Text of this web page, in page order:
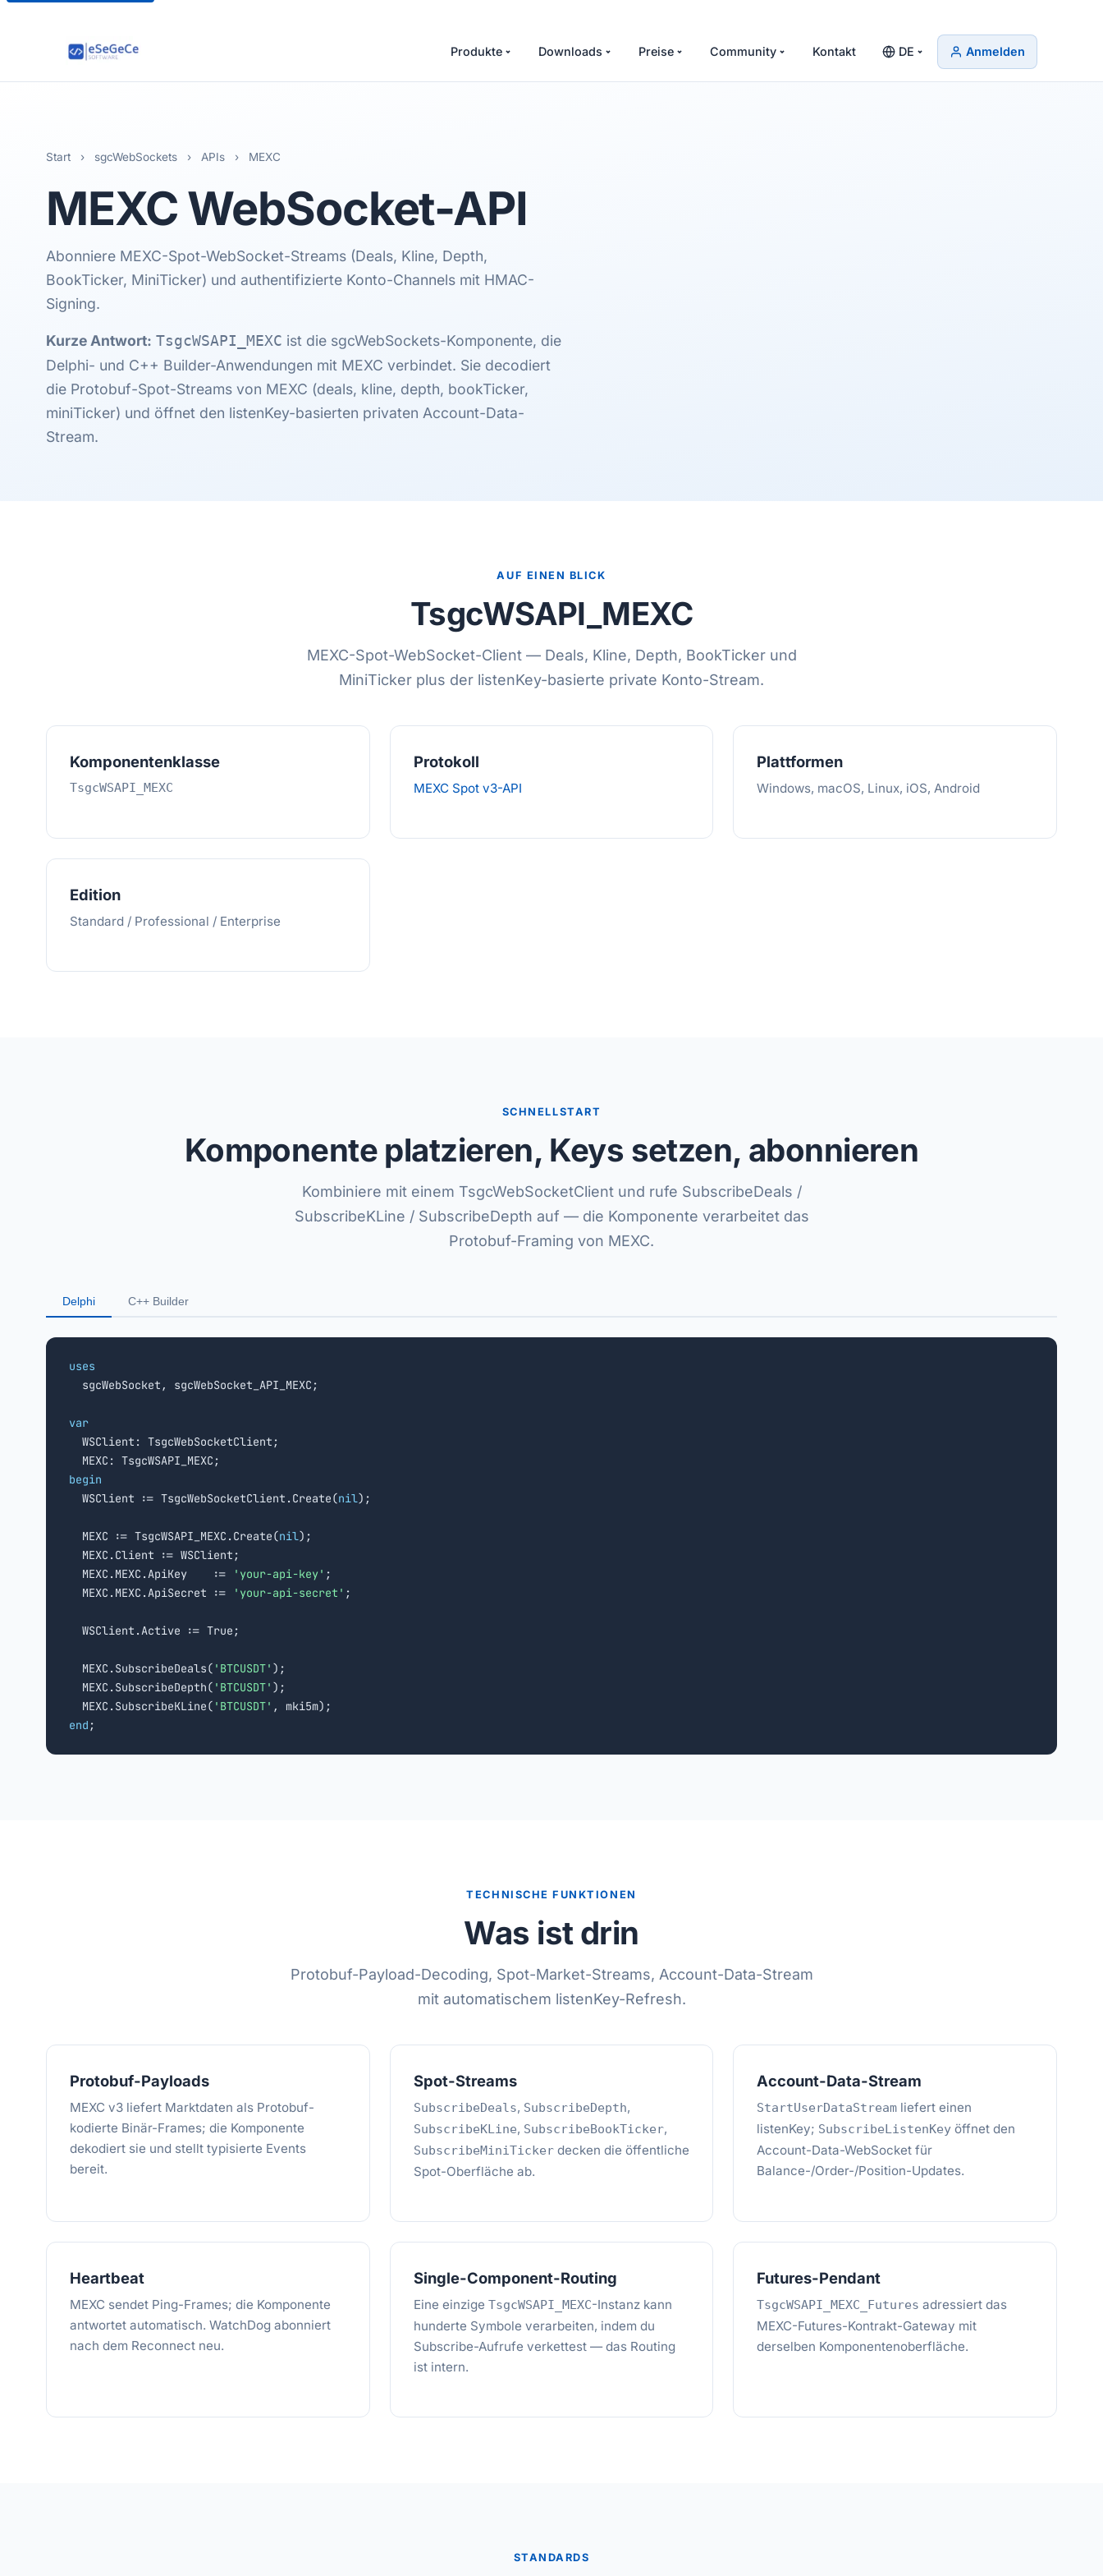
Produkte Downloads Preise Community Kontakt DE Anmelden
Start › sgcWebSockets › APIs › MEXC
MEXCWebSocket-API
Abonniere MEXC-Spot-WebSocket-Streams (Deals, Kline, Depth,
BookTicker, MiniTicker) und authentifizierte Konto-Channels mit HMAC-
Signing.
Kurze Antwort: TsgcWSAPI_MEXC ist die sgcWebSockets-Komponente, die
Delphi- und C++ Builder-Anwendungen mit MEXC verbindet. Sie decodiert
die Protobuf-Spot-Streams von MEXC (deals, kline, depth, bookTicker,
miniTicker) und öffnet den listenKey-basierten privaten Account-Data-
Stream.
AUF EINEN BLICK
TsgcWSAPI_MEXC
MEXC-Spot-WebSocket-Client — Deals, Kline, Depth, BookTicker und
MiniTicker plus der listenKey-basierte private Konto-Stream.
Komponentenklasse
TsgcWSAPI_MEXC
Protokoll
MEXC Spot v3-API
Plattformen
Windows, macOS, Linux, iOS, Android
Edition
Standard / Professional / Enterprise
SCHNELLSTART
Komponente platzieren, Keys setzen, abonnieren
Kombiniere mit einem TsgcWebSocketClient und rufe SubscribeDeals /
SubscribeKLine / SubscribeDepth auf — die Komponente verarbeitet das
Protobuf-Framing von MEXC.
Delphi C++ Builder
uses
sgcWebSocket, sgcWebSocket_API_MEXC;
var
WSClient: TsgcWebSocketClient;
begin
WSClient := TsgcWebSocketClient.Create(nil);
  MEXC := TsgcWSAPI_MEXC.Create(
nil);
  MEXC.Client := WSClient;
  MEXC.MEXC.ApiKey    :=
'your-api-key' ;
  MEXC.MEXC.ApiSecret :=
'your-api-secret' ;
  WSClient.Active := True;
  MEXC.SubscribeDeals(
'BTCUSDT' );
  MEXC.SubscribeDepth(
'BTCUSDT' );
  MEXC.SubscribeKLine(
'BTCUSDT'
end ;
TECHNISCHE FUNKTIONEN
Was ist drin
Protobuf-Payload-Decoding, Spot-Market-Streams, Account-Data-Stream
mit automatischem listenKey-Refresh.
Protobuf-Payloads
MEXC v3 liefert Marktdaten als Protobuf-
kodierte Binär-Frames; die Komponente
dekodiert sie und stellt typisierte Events
bereit.
Spot-Streams
SubscribeDeals, SubscribeDepth,
SubscribeKLine, SubscribeBookTicker,
SubscribeMiniTickerdecken die öffentliche
Spot-Oberfläche ab.
Account-Data-Stream
StartUserDataStream liefert einen
listenKey; SubscribeListenKey öffnet den
Account-Data-WebSocket für
Balance-/Order-/Position-Updates.
Heartbeat
MEXC sendet Ping-Frames; die Komponente
antwortet automatisch. WatchDog abonniert
nach dem Reconnect neu.
Single-Component-Routing
Eine einzige TsgcWSAPI_MEXC-Instanz kann
hunderte Symbole verarbeiten, indem du
Subscribe-Aufrufe verkettest — das Routing
ist intern.
Futures-Pendant
TsgcWSAPI_MEXC_Futures adressiert das
MEXC-Futures-Kontrakt-Gateway mit
derselben Komponentenoberfläche.
STANDARDS